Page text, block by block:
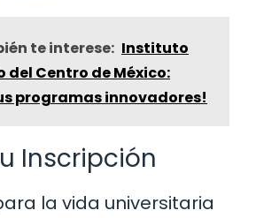
te interese: Instituto
del Centro de México:
programas innovadores!
Inscripción
la vida universitaria